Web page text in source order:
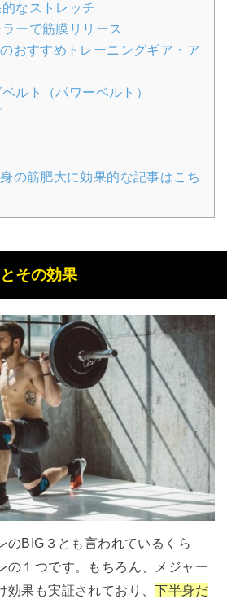
なストレッチ
ーで筋膜リリース
おすすめトレーニングギア・ア
ルト（パワーベルト）
の筋肥大に効果的な記事はこち
その効果
のBIG３とも言われているくら
の１つです。もちろん、メジャー
効果も実証されており、下半身だ